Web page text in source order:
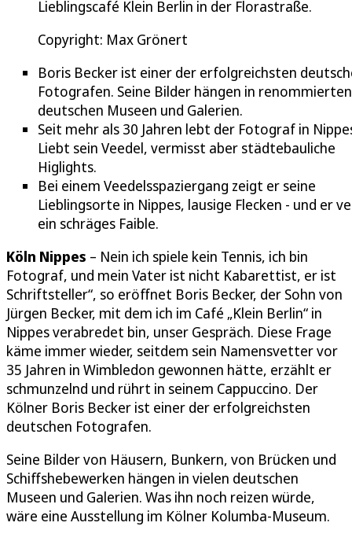
Lieblingscafé Klein Berlin in der Florastraße.
Copyright: Max Grönert
Boris Becker ist einer der erfolgreichsten
Fotografen. Seine Bilder hängen in renommierten
deutschen Museen und Galerien.
Seit mehr als 30 Jahren lebt der Fotograf in
Liebt sein Veedel, vermisst aber städtebauliche
Higlights.
Bei einem Veedelsspaziergang zeigt er seine
Lieblingsorte in Nippes, lausige Flecken - und er
ein schräges Faible.
Köln Nippes – Nein ich spiele kein Tennis, ich bin
Fotograf, und mein Vater ist nicht Kabarettist, er ist
Schriftsteller“, so eröffnet Boris Becker, der Sohn von
Jürgen Becker, mit dem ich im Café „Klein Berlin“ in
Nippes verabredet bin, unser Gespräch. Diese Frage
käme immer wieder, seitdem sein Namensvetter vor
35 Jahren in Wimbledon gewonnen hätte, erzählt er
schmunzelnd und rührt in seinem Cappuccino. Der
Kölner Boris Becker ist einer der erfolgreichsten
deutschen Fotografen.
Seine Bilder von Häusern, Bunkern, von Brücken und
Schiffshebewerken hängen in vielen deutschen
Museen und Galerien. Was ihn noch reizen würde,
wäre eine Ausstellung im Kölner Kolumba-Museum.